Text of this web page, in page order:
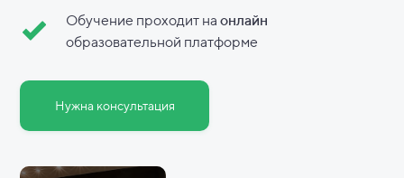
Нужна консультация
Обучение проходит наонлайн
образовательной платформе